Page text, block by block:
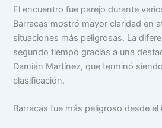
El encuentro fue parejo durante
Barracas mostró mayor claridad en
situaciones más peligrosas. La
segundo tiempo gracias a una
Damián Martínez, que terminó
clasificación.
Barracas fue más peligroso desde el